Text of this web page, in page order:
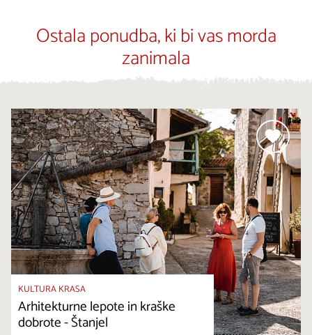
Ostala ponudba, ki bi vas morda
zanimala
KULTURA KRASA
Arhitekturne lepote in kraške
dobrote - Štanjel